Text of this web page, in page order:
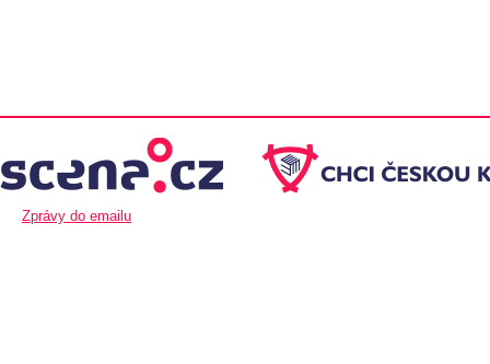
Zprávy do emailu